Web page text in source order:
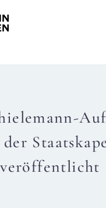
veröffentlicht